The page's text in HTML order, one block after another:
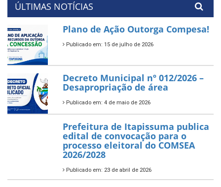
ÚLTIMAS NOTÍCIAS
Plano de Ação Outorga Compesa!
Publicado em: 15 de julho de 2026
Decreto Municipal nº 012/2026 –
Desapropriação de área
Publicado em: 4 de maio de 2026
Prefeitura de Itapissuma publica
edital de convocação para o
processo eleitoral do COMSEA
2026/2028
Publicado em: 23 de abril de 2026